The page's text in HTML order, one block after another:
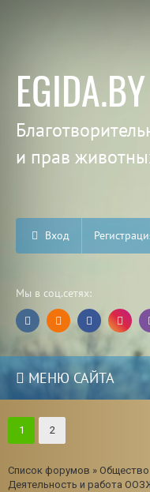
EGIDA.BY
и прав
Вход
Мы в соц.сетях:
МЕНЮ САЙТА
1 2
Список форумов »
Деятельность и работа